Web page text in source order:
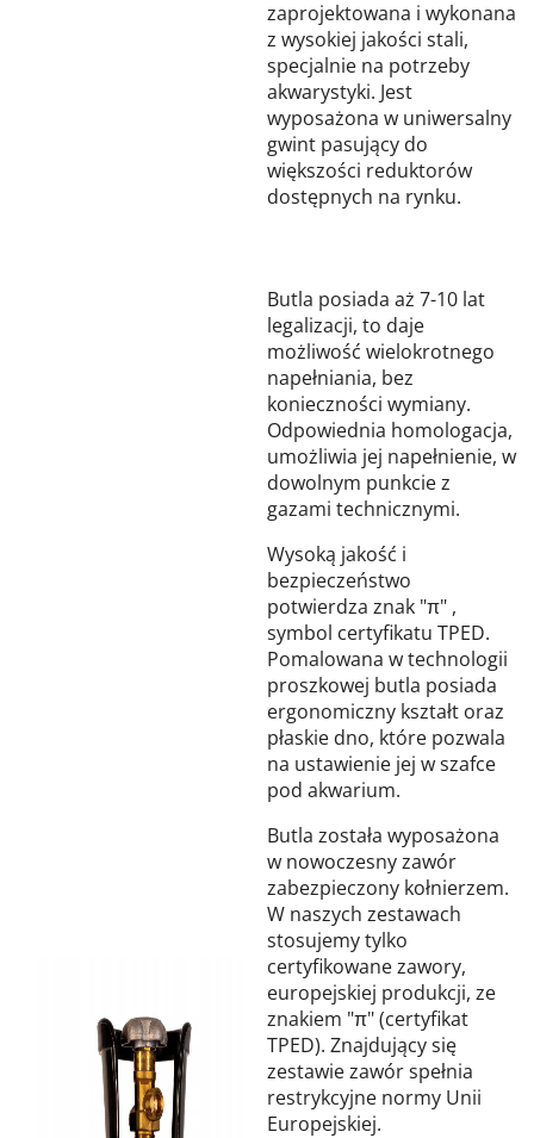
zaprojektowana i wykonana
z wysokiej jakości stali,
specjalnie na potrzeby
akwarystyki. Jest
wyposażona w uniwersalny
gwint pasujący do
większości reduktorów
dostępnych na rynku.
Butla posiada aż 7-10 lat
legalizacji, to daje
możliwość wielokrotnego
napełniania, bez
konieczności wymiany.
Odpowiednia homologacja,
umożliwia jej napełnienie, w
dowolnym punkcie z
gazami technicznymi.
Wysoką jakość i
bezpieczeństwo
potwierdza znak "π" ,
symbol certyfikatu TPED.
Pomalowana w technologii
proszkowej butla posiada
ergonomiczny kształt oraz
płaskie dno, które pozwala
na ustawienie jej w szafce
pod akwarium.
Butla została wyposażona
w nowoczesny zawór
zabezpieczony kołnierzem.
W naszych zestawach
stosujemy tylko
certyfikowane zawory,
europejskiej produkcji, ze
znakiem "π" (certyfikat
TPED). Znajdujący się
zestawie zawór spełnia
restrykcyjne normy Unii
Europejskiej.